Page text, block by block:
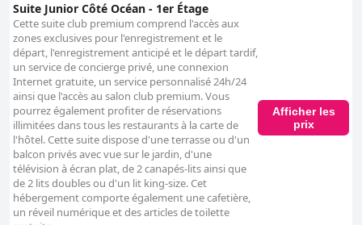
Suite Junior Côté Océan - 1er Étage
Cette suite club premium comprend l'accès aux
zones exclusives pour l'enregistrement et le
départ, l'enregistrement anticipé et le départ tardif,
un service de concierge privé, une connexion
Internet gratuite, un service personnalisé 24h/24
ainsi que l'accès au salon club premium. Vous
pourrez également profiter de réservations
illimitées dans tous les restaurants à la carte de
l'hôtel. Cette suite dispose d'une terrasse ou d'un
balcon privés avec vue sur le jardin, d'une
télévision à écran plat, de 2 canapés-lits ainsi que
de 2 lits doubles ou d'un lit king-size. Cet
hébergement comporte également une cafetière,
un réveil numérique et des articles de toilette
Afficher les
prix